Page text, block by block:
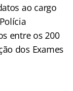
ao cargo
entre os 200
dos Exames